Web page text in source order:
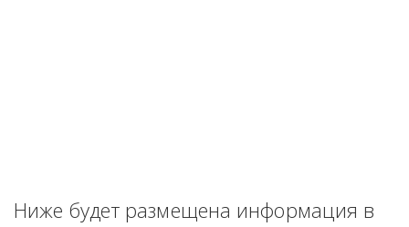
Ниже будет размещена информация в